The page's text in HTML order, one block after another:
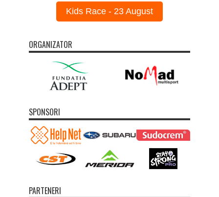
Kids Race - 23 August
ORGANIZATOR
SPONSORI
PARTENERI